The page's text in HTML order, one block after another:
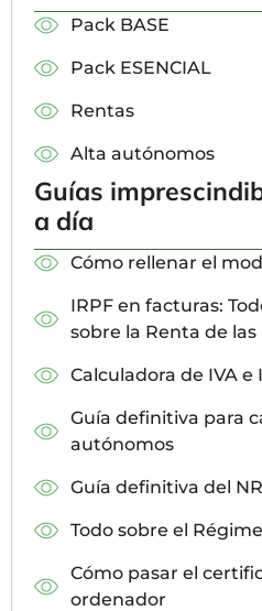
Pack BASE
Pack ESENCIAL
Rentas
Alta autónomos
Guías
a día
Cómo rellenar el
IRPF en facturas:
sobre la Renta de las
Calculadora de IVA e
Guía definitiva para
autónomos
Guía definitiva del
Todo sobre el
Cómo pasar el
ordenador